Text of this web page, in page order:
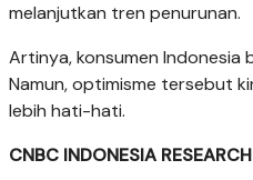
melanjutkan tren penurunan.
Artinya, konsumen Indonesia
Namun, optimisme tersebut
lebih hati-hati.
CNBC INDONESIA RESEARCH